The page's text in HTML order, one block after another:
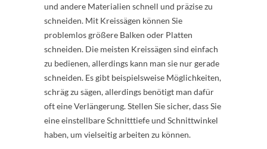
und andere Materialien schnell und präzise zu
schneiden. Mit Kreissägen können Sie
problemlos größere Balken oder Platten
schneiden. Die meisten Kreissägen sind einfach
zu bedienen, allerdings kann man sie nur gerade
schneiden. Es gibt beispielsweise Möglichkeiten,
schräg zu sägen, allerdings benötigt man dafür
oft eine Verlängerung. Stellen Sie sicher, dass Sie
eine einstellbare Schnitttiefe und Schnittwinkel
haben, um vielseitig arbeiten zu können.